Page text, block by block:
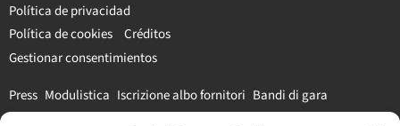
Política de privacidad
Política de cookies
Créditos
Gestionar consentimientos
Press Modulistica Iscrizione albo fornitori Bandi di gara